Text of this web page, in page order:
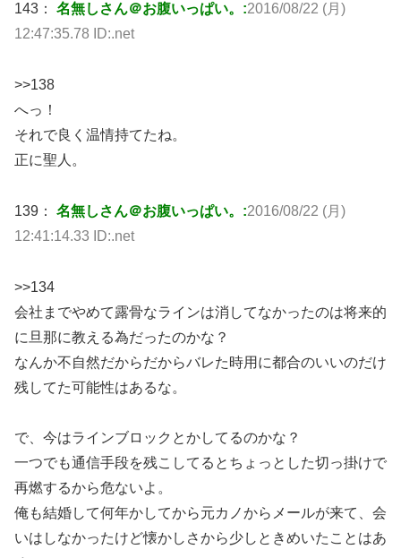
143： 名無しさん＠お腹いっぱい。:2016/08/22 (月)
12:47:35.78 ID:.net
>>138
へっ！
それで良く温情持てたね。
正に聖人。
139： 名無しさん＠お腹いっぱい。:2016/08/22 (月)
12:41:14.33 ID:.net
>>134
会社までやめて露骨なラインは消してなかったのは将来的
に旦那に教える為だったのかな？
なんか不自然だからだからバレた時用に都合のいいのだけ
残してた可能性はあるな。
で、今はラインブロックとかしてるのかな？
一つでも通信手段を残こしてるとちょっとした切っ掛けで
再燃するから危ないよ。
俺も結婚して何年かしてから元カノからメールが来て、会
いはしなかったけど懐かしさから少しときめいたことはあ